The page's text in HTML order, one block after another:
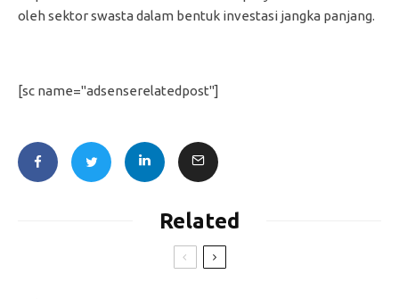
oleh sektor swasta dalam bentuk investasi jangka panjang.
[sc name="adsenserelatedpost"]
Related